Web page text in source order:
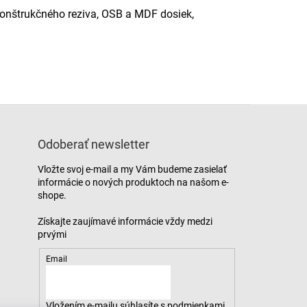
reziva, OSB a MDF dosiek,
Odoberať newsletter
Vložte svoj e-mail a my Vám budeme zasielať
informácie o nových produktoch na našom e-
shope.
Email